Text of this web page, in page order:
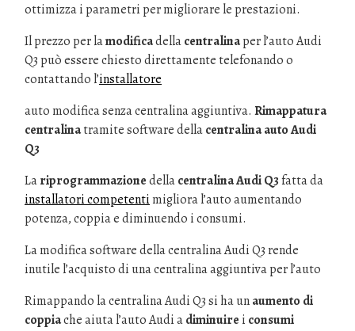
ottimizza i parametri per migliorare le prestazioni.
Il prezzo per lamodificadellacentralinaper l’auto Audi
Q3 può essere chiesto direttamente telefonando o
contattando l’installatore
auto modifica senza centralina aggiuntiva. Rimappatura
centralinatramite software dellacentralina auto Audi
Q3
Lariprogrammazionedellacentralina Audi Q3fatta da
installatori competenti migliora l’auto aumentando
potenza, coppia e diminuendo i consumi.
La modifica software della centralina Audi Q3 rende
inutile l’acquisto di una centralina aggiuntiva per l’auto
Rimappando la centralina Audi Q3 si ha unaumento di
coppiache aiuta l’auto Audi adiminuire i consumi